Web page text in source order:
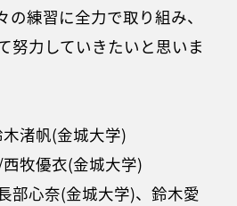
の練習に全力で取り組み、
努力していきたいと思いま
渚帆(金城大学)
牧優衣(金城大学)
心奈(金城大学)、鈴木愛